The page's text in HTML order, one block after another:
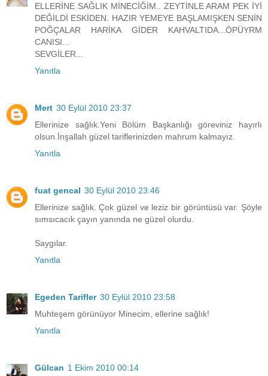
ELLERİNE SAĞLIK MİNECİĞİM.. ZEYTİNLE ARAM PEK İYİ
DEĞİLDİ ESKİDEN. HAZIR YEMEYE BAŞLAMIŞKEN SENİN
POĞÇALAR HARİKA GİDER KAHVALTIDA...ÖPÜYRM
CANISI...
SEVGİLER...
Yanıtla
Mert 30 Eylül 2010 23:37
Ellerinize sağlık.Yeni Bölüm Başkanlığı göreviniz hayırlı
olsun.İnşallah güzel tariflerinizden mahrum kalmayız.
Yanıtla
fuat gencal 30 Eylül 2010 23:46
Ellerinize sağlık. Çok güzel ve leziz bir görüntüsü var. Şöyle
sımsıcacık çayın yanında ne güzel olurdu.
Saygılar.
Yanıtla
Egeden Tarifler 30 Eylül 2010 23:58
Muhteşem görünüyor Minecim, ellerine sağlık!
Yanıtla
Gülcan 1 Ekim 2010 00:14